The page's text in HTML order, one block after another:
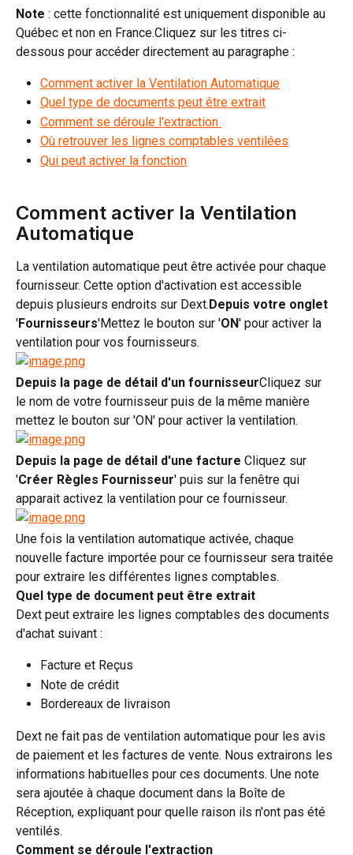
Note : cette fonctionnalité est uniquement disponible au
Québec et non en France.Cliquez sur les titres ci-
dessous pour accéder directement au paragraphe :
Comment activer la Ventilation Automatique
Quel type de documents peut être extrait
Comment se déroule l'extraction
Où retrouver les lignes comptables ventilées
Qui peut activer la fonction
Comment activer la Ventilation
Automatique
La ventilation automatique peut être activée pour chaque
fournisseur. Cette option d'activation est accessible
depuis plusieurs endroits sur Dext.Depuis votre onglet
'Fournisseurs'Mettez le bouton sur 'ON' pour activer la
ventilation pour vos fournisseurs.
Depuis la page de détail d'un fournisseurCliquez sur
le nom de votre fournisseur puis de la même manière
mettez le bouton sur 'ON' pour activer la ventilation.
Depuis la page de détail d'une facture Cliquez sur
'Créer Règles Fournisseur' puis sur la fenêtre qui
apparait activez la ventilation pour ce fournisseur.
Une fois la ventilation automatique activée, chaque
nouvelle facture importée pour ce fournisseur sera traitée
pour extraire les différentes lignes comptables.
Quel type de document peut être extrait
Dext peut extraire les lignes comptables des documents
d'achat suivant :
Facture et Reçus
Note de crédit
Bordereaux de livraison
Dext ne fait pas de ventilation automatique pour les avis
de paiement et les factures de vente. Nous extrairons les
informations habituelles pour ces documents. Une note
sera ajoutée à chaque document dans la Boîte de
Réception, expliquant pour quelle raison ils n'ont pas été
ventilés.
Comment se déroule l'extraction